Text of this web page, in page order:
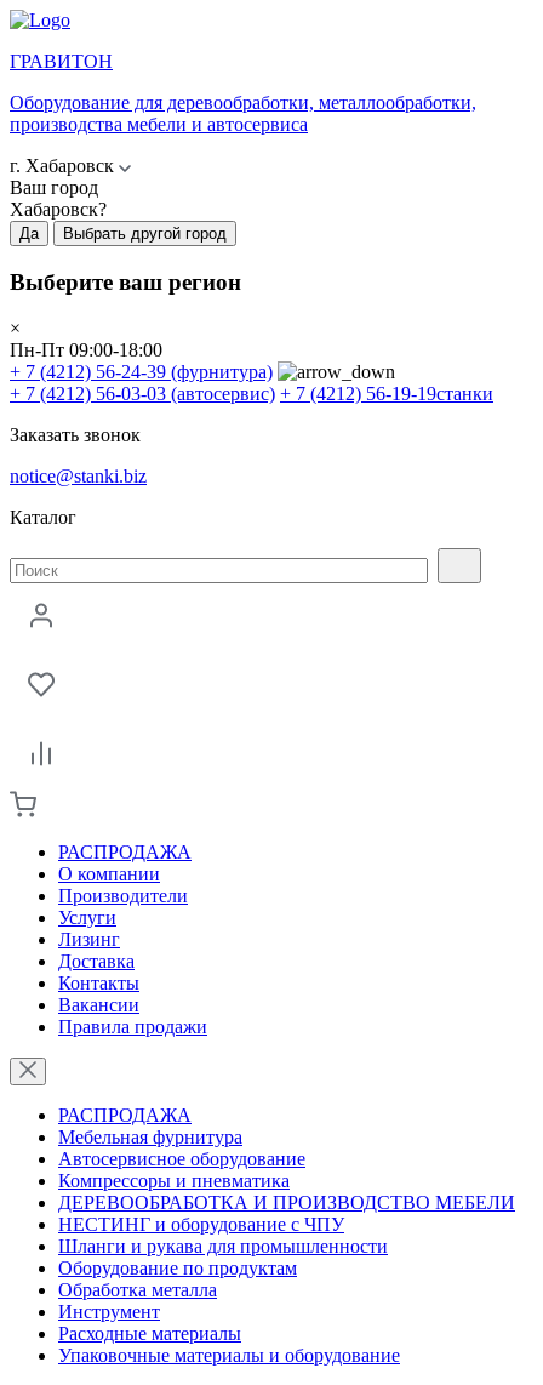
ГРАВИТОН
Оборудование для деревообработки, металлообработки,
производства мебели и автосервиса
г. Хабаровск
Ваш город
Хабаровск?
Да Выбрать другой город
Выберите ваш регион
×
Пн-Пт 09:00-18:00
+ 7 (4212) 56-24-39 (фурнитура)
+ 7 (4212) 56-03-03 (автосервис) + 7 (4212) 56-19-19станки
Заказать звонок
notice@stanki.biz
Каталог
РАСПРОДАЖА
О компании
Производители
Услуги
Лизинг
Доставка
Контакты
Вакансии
Правила продажи
РАСПРОДАЖА
Мебельная фурнитура
Автосервисное оборудование
Компрессоры и пневматика
ДЕРЕВООБРАБОТКА И ПРОИЗВОДСТВО МЕБЕЛИ
НЕСТИНГ и оборудование с ЧПУ
Шланги и рукава для промышленности
Оборудование по продуктам
Обработка металла
Инструмент
Расходные материалы
Упаковочные материалы и оборудование